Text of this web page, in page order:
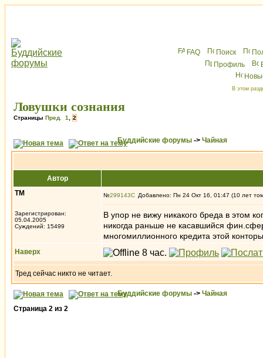
FAQ Поиск
Профиль
В этом
Ловушки сознания
Страницы Пред. 1 2
Буддийские форумы -> Чайная
Автор
ТМ
Зарегистрирован:
05.04.2005
Суждений: 15499
№299143 Добавлено: Пн 24 Окт 16, 01:47 (10 лет
В упор не вижу никакого бреда в этом
никогда раньше не касавшийся
многомиллионного кредита этой
Наверх
Тред сейчас никто не читает.
Буддийские форумы -> Чайная
Страница 2 из 2